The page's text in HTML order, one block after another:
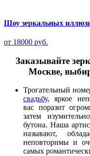
Шоу зеркальных
от 18000 руб.
Заказывайте
Москве,
Трогательный
свадьбу, яркое
вас поразит
затем
бутона. Наша
называют,
неповторимы и
самых